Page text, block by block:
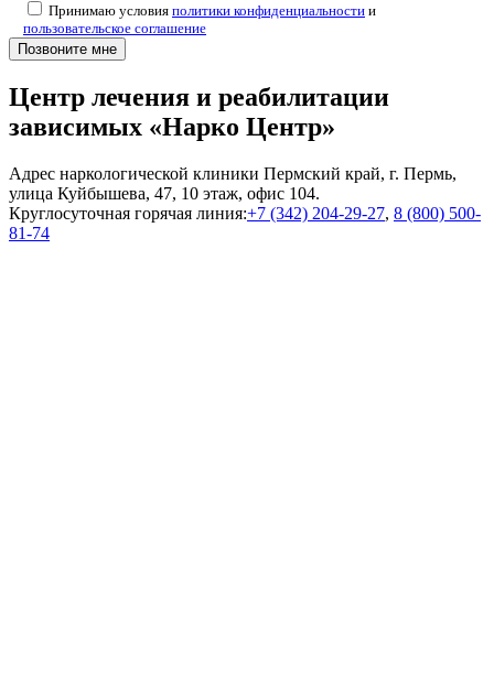
Принимаю условия политики конфиденциальности и
пользовательское соглашение
Центр лечения и реабилитации
зависимых «Нарко Центр»
Адрес наркологической клиники Пермский край, г. Пермь,
улица Куйбышева, 47, 10 этаж, офис 104.
Круглосуточная горячая линия:+7 (342) 204-29-27, 8 (800) 500-
81-74